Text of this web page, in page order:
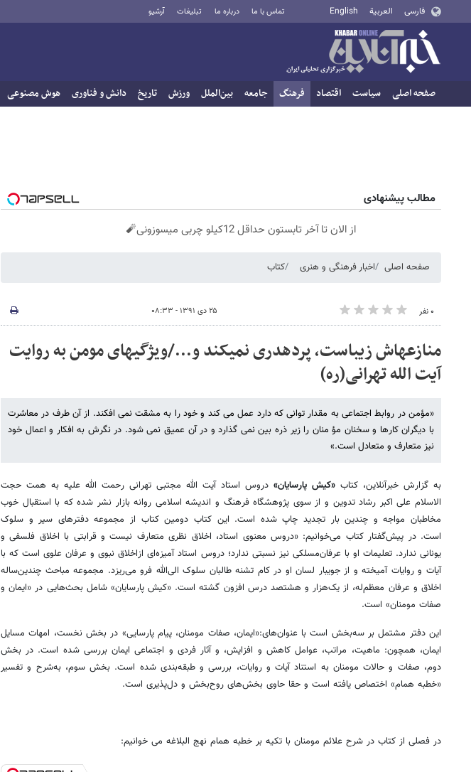
فارسی العربية English تماس با ما درباره ما تبلیغات آرشیو
صفحه اصلی سیاست اقتصاد فرهنگ جامعه بین‌الملل ورزش تاریخ دانش و فناوری هوش مصنوعی
مطالب پیشنهادی
از الان تا آخر تابستون حداقل 12کیلو چربی میسوزونی🧨
صفحه اصلی اخبار فرهنگی و هنری کتاب
۰ نفر ۲۵ دی ۱۳۹۱ - ۰۸:۳۳
منازعه​اش زیباست، پرده​دری نمی​کند و.../ویژگی​های مومن به روایت
آیت الله تهرانی(ره)
«مؤمن در روابط اجتماعى به مقدار توانى که دارد عمل مى کند و خود را به مشقت نمى افکند. از آن طرف در معاشرت
با دیگران کارها و سخنان مؤ منان را زیر ذره بین نمى گذارد و در آن عمیق نمى شود. در نگرش به افکار و اعمال خود
نیز متعارف و متعادل است.»
به گزارش خبرآنلاین، کتاب «کیش پارسایان» دروس استاد آیت الله مجتبی تهرانی رحمت الله علیه به همت حجت
الاسلام علی اکبر رشاد تدوین و از سوی پژوهشگاه فرهنگ و اندیشه اسلامی روانه بازار نشر شده که با استقبال خوب
مخاطبان مواجه و چندین بار تجدید چاپ شده است. این کتاب دومین کتاب از مجموعه دفترهای سیر و سلوک
است. در پیش‌گفتار کتاب می‌خوانیم: «دروس معنوی استاد، اخلاق نظری متعارف نیست و قرابتی با اخلاق فلسفی و
یونانی ندارد. تعلیمات او با عرفان‌مسلکی نیز نسبتی ندارد؛ دروس استاد آمیزه‌ای ازاخلاق نبوی و عرفان علوی است که با
آیات و روایات آمیخته و از جویبار لسان او در کام تشنه طالبان سلوک الی‌‌الله فرو می‌ریزد. مجموعه مباحث چندین‌ساله
اخلاق و عرفان معظم‌له، از یک‌هزار و هشتصد درس افزون گشته است. «کیش پارسایان» شامل بحث‌هایی در «ایمان و
صفات مومنان» است.
این دفتر مشتمل بر سه‌بخش است با عنوان‌های:«ایمان، صفات مومنان، پیام پارسایی» در بخش نخست، امهات مسایل
ایمان، همچون: ماهیت، مراتب، عوامل کاهش و افزایش، و آثار فردی و اجتماعی ایمان بررسی شده است. در بخش
دوم، صفات و حالات مومنان به استناد آیات و روایات، بررسی و طبقه‌بندی شده است. بخش سوم، به‌شرح و تفسیر
«خطبه همام» اختصاص یافته است و حقا حاوی بخش‌های روح‌بخش و دل‌پذیری است.
در فصلی از کتاب در شرح علائم مومنان با تکیه بر خطبه همام نهج البلاغه می خوانیم: